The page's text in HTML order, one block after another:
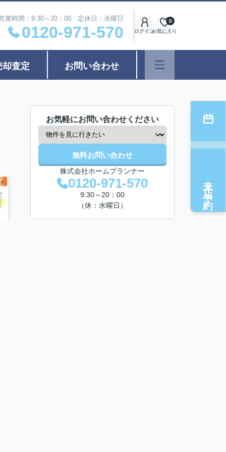
業時間：9:30～20：00 定休日：水曜日
0120-971-570 ログインお気に入り
0
却査定 お問い合わせ
お気軽にお問い合わせください
無料お問い合わせ
株式会社ホームプランナー
0120-971-570
9:30～20：00
（休：水曜日）
来店予約